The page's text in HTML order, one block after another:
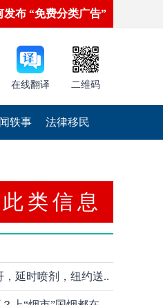
发布 “免费分类广告”
在线翻译 二维码
轶事 法律移民
类信息
延时喷剂，纽约送..